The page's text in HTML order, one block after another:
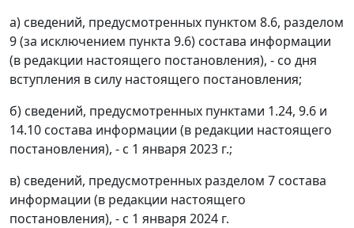
а) сведений, предусмотренных пунктом 8.6, разделом
9 (за исключением пункта 9.6) состава информации
(в редакции настоящего постановления), - со дня
вступления в силу настоящего постановления;
б) сведений, предусмотренных пунктами 1.24, 9.6 и
14.10 состава информации (в редакции настоящего
постановления), - с 1 января 2023 г.;
в) сведений, предусмотренных разделом 7 состава
информации (в редакции настоящего
постановления), - с 1 января 2024 г.